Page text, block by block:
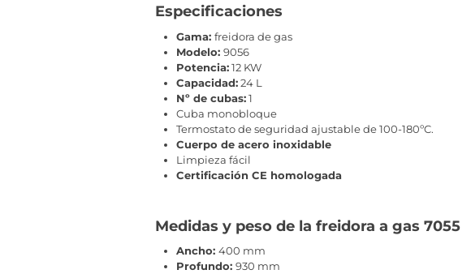
Especificaciones
Gama: freidora de gas
Modelo: 9056
Potencia:12 KW
Capacidad:24 L
Nº de cubas:1
Cuba monobloque
Termostato de seguridad ajustable de 100-180ºC.
Cuerpo de acero inoxidable
Limpieza fácil
Certificación CE homologada
Medidas y peso de la freidora a gas 7055
Ancho: 400 mm
Profundo: 930 mm